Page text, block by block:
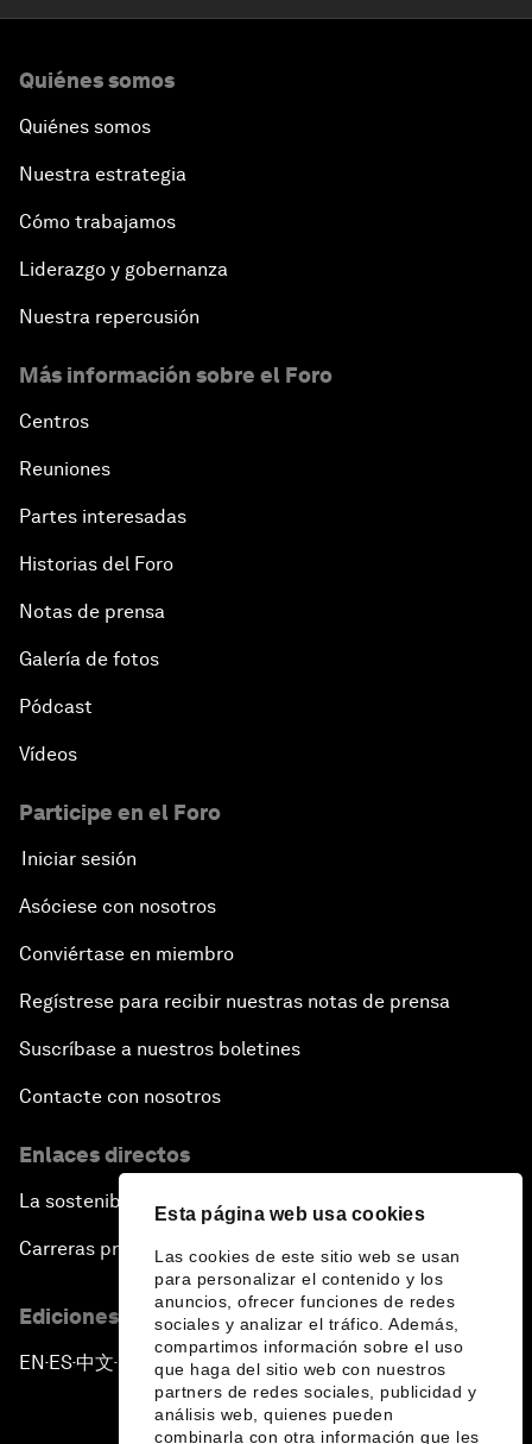
Esta página web usa cookies
Las cookies de este sitio web se usan
para personalizar el contenido y los
anuncios, ofrecer funciones de redes
sociales y analizar el tráfico. Además,
compartimos información sobre el uso
que haga del sitio web con nuestros
partners de redes sociales, publicidad y
análisis web, quienes pueden
combinarla con otra información que les
Quiénes somos
Quiénes somos
Nuestra estrategia
Cómo trabajamos
Liderazgo y gobernanza
Nuestra repercusión
Más información sobre el Foro
Centros
Reuniones
Partes interesadas
Historias del Foro
Notas de prensa
Galería de fotos
Pódcast
Vídeos
Participe en el Foro
Iniciar sesión
Asóciese con nosotros
Conviértase en miembro
Regístrese para recibir nuestras notas de prensa
Suscríbase a nuestros boletines
Contacte con nosotros
Enlaces directos
La sostenibilidad en el Foro
Carreras profesionales
Ediciones en otros idiomas
EN ▪ES▪中文▪ 日本語